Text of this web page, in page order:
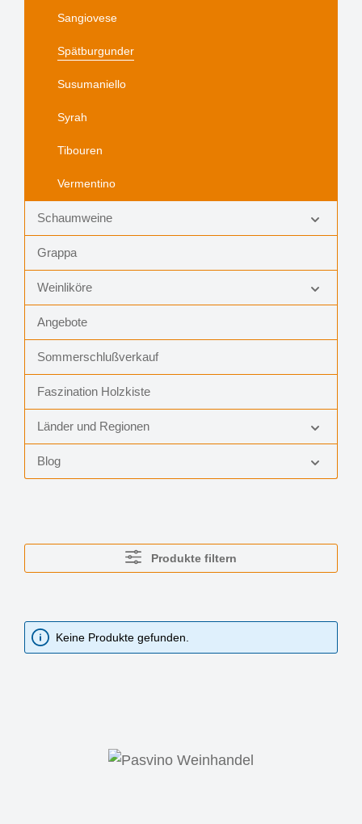
Sangiovese
Spätburgunder
Susumaniello
Syrah
Tibouren
Vermentino
Schaumweine
Grappa
Weinliköre
Angebote
Sommerschlußverkauf
Faszination Holzkiste
Länder und Regionen
Blog
Produkte filtern
Keine Produkte gefunden.